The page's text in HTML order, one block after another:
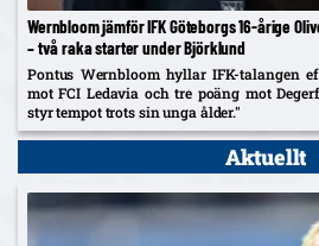
Wernbloom jämför IFK Göteborgs 16-årige
– två raka starter under Björklund
Pontus Wernbloom hyllar IFK-talangen
mot FCI Ledavia och tre poäng mot
styr tempot trots sin unga ålder."
Aktuellt